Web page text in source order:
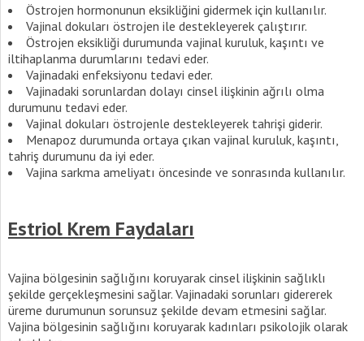
Östrojen hormonunun eksikliğini gidermek için kullanılır.
Vajinal dokuları östrojen ile destekleyerek çalıştırır.
Östrojen eksikliği durumunda vajinal kuruluk, kaşıntı ve
iltihaplanma durumlarını tedavi eder.
Vajinadaki enfeksiyonu tedavi eder.
Vajinadaki sorunlardan dolayı cinsel ilişkinin ağrılı olma
durumunu tedavi eder.
Vajinal dokuları östrojenle destekleyerek tahrişi giderir.
Menapoz durumunda ortaya çıkan vajinal kuruluk, kaşıntı,
tahriş durumunu da iyi eder.
Vajina sarkma ameliyatı öncesinde ve sonrasında kullanılır.
Estriol Krem Faydaları
Vajina bölgesinin sağlığını koruyarak cinsel ilişkinin sağlıklı
şekilde gerçekleşmesini sağlar. Vajinadaki sorunları gidererek
üreme durumunun sorunsuz şekilde devam etmesini sağlar.
Vajina bölgesinin sağlığını koruyarak kadınları psikolojik olarak